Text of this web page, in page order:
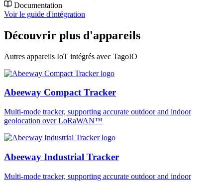
Documentation
Voir le guide d'intégration
Découvrir plus d'appareils
Autres appareils IoT intégrés avec TagoIO
Abeeway Compact Tracker
Multi-mode tracker, supporting accurate outdoor and indoor
geolocation over LoRaWAN™
Abeeway Industrial Tracker
Multi-mode tracker, supporting accurate outdoor and indoor